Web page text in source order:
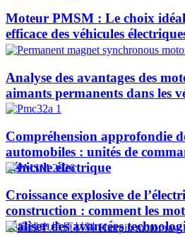
Moteur PMSM : Le choix
efficace des véhicules
Analyse des avantages des
aimants permanents dans les
Compréhension approfondie
automobiles : unités de
véhicule électrique
Croissance explosive de
construction : comment les
réaliser des avancées